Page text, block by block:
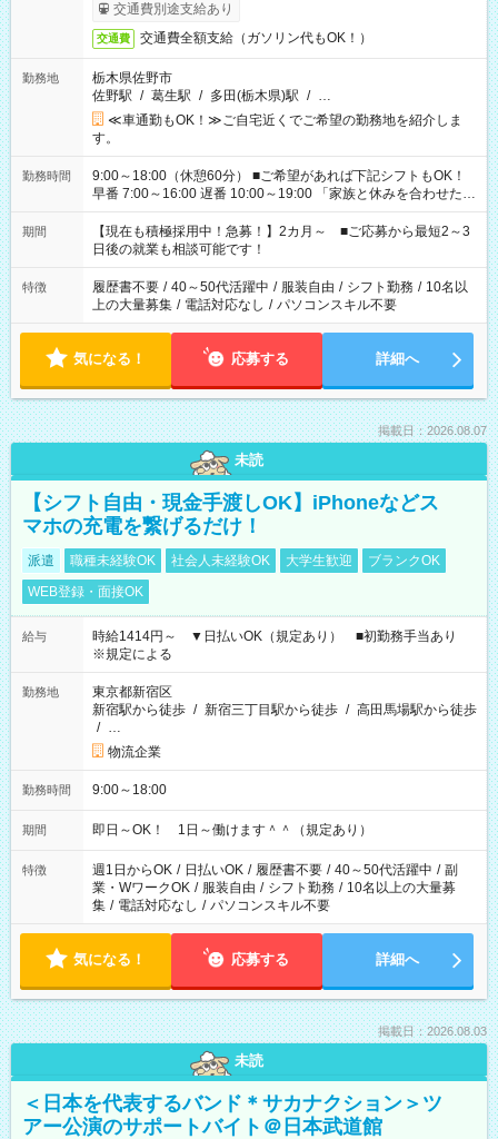
交通費別途支給あり
交通費 交通費全額支給（ガソリン代もOK！）
勤務地
栃木県佐野市
佐野駅 / 葛生駅 / 多田(栃木県)駅 / …
≪車通勤もOK！≫ご自宅近くでご希望の勤務地を紹介しま
す。
勤務時間
9:00～18:00（休憩60分） ■ご希望があれば下記シフトもOK！
早番 7:00～16:00 遅番 10:00～19:00 「家族と休みを合わせた
い」 「余裕を持って夕飯の準備がしたい」 「できれば残業はし
たくない」 など、ご希望を教えてくださいね。 ※Wワーク希望
の方へ 今ご覧のお仕事で希望する勤務時間と、もう1つのお仕事
の勤務時間。 合計で週40時間を超える場合は応募できません。
期間
【現在も積極採用中！急募！】2カ月～ ■ご応募から最短2～3
日後の就業も相談可能です！
特徴 履歴書不要 / 40～50代活躍中 / 服装自由 / シフト勤務 / 10名以
上の大量募集 / 電話対応なし / パソコンスキル不要
気になる！ 応募する 詳細へ
掲載日：2026.08.07
未読
【シフト自由・現金手渡しOK】iPhoneなどス
マホの充電を繋げるだけ！
派遣 職種未経験OK 社会人未経験OK 大学生歓迎
ブランクOK
WEB登録・面接OK
給与
時給1414円～ ▼日払いOK（規定あり） ■初勤務手当あり
※規定による
勤務地
東京都新宿区
新宿駅から徒歩 / 新宿三丁目駅から徒歩 / 高田馬場駅から徒歩
/ …
物流企業
勤務時間 9:00～18:00
期間 即日～OK！ 1日～働けます＾＾（規定あり）
特徴 週1日からOK / 日払いOK / 履歴書不要 / 40～50代活躍中 / 副
業・WワークOK / 服装自由 / シフト勤務 / 10名以上の大量募
集 / 電話対応なし / パソコンスキル不要
気になる！ 応募する 詳細へ
掲載日：2026.08.03
未読
＜日本を代表するバンド＊サカナクション＞ツ
アー公演のサポートバイト＠日本武道館